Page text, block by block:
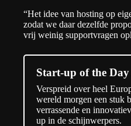
“Het idee van hosting op
zodat we daar dezelfde
vrij weinig supportvragen
Start-up of the
Verspreid over heel
wereld morgen een stuk
verrassende en
up in de schijnwerpers.